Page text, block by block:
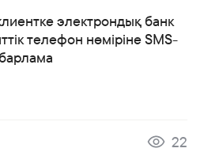
электрондық банк
телефон нөміріне SMS-
22